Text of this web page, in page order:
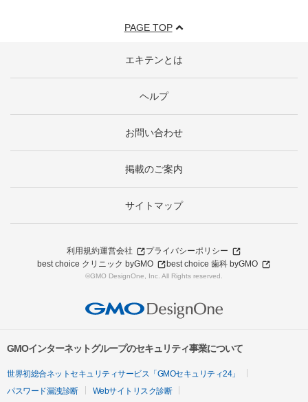
PAGE TOP
エキテンとは
ヘルプ
お問い合わせ
掲載のご案内
サイトマップ
利用規約運営会社
プライバシーポリシー
best choice クリニック byGMO
best choice 歯科 byGMO
©GMO DesignOne, Inc. All Rights reserved.
GMOインターネットグループのセキュリティ事業について
世界初総合ネットセキュリティサービス「GMOセキュリティ24」
パスワード漏洩診断
Webサイトリスク診断